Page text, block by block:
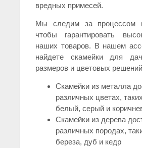
вредных примесей.
Мы следим за процессом
чтобы гарантировать
наших товаров. В нашем
найдете скамейки для
размеров и цветовых
Скамейки из металла
различных цветах,
белый, серый и
Скамейки из дерева
различных породах,
береза, дуб и кедр